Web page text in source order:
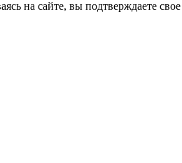
на сайте, вы подтверждаете свое